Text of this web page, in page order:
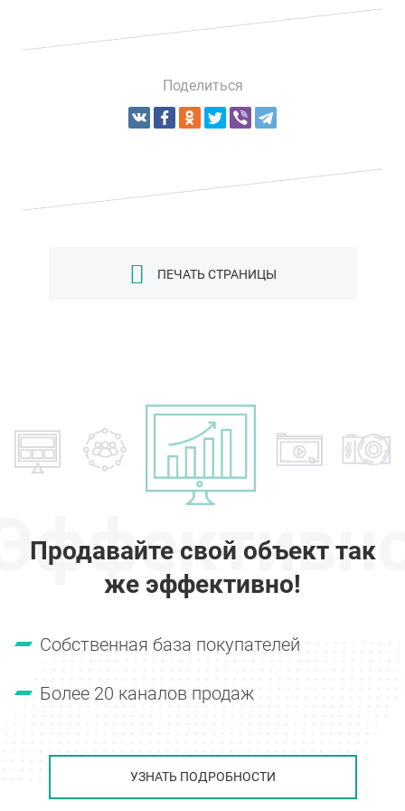
Поделиться
ПЕЧАТЬ СТРАНИЦЫ
Продавайте свой объект так
же эффективно!
Собственная база покупателей
Более 20 каналов продаж
УЗНАТЬ ПОДРОБНОСТИ